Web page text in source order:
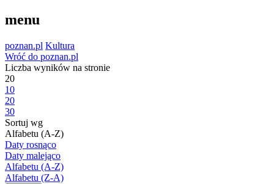
menu
poznan.pl Kultura
Wróć do poznan.pl
Liczba wyników na stronie
20
10
20
30
Sortuj wg
Alfabetu (A-Z)
Daty rosnąco
Daty malejąco
Alfabetu (A-Z)
Alfabetu (Z-A)